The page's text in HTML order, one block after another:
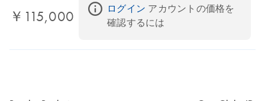
￥115,000 ログイン アカウントの価格を
確認するには